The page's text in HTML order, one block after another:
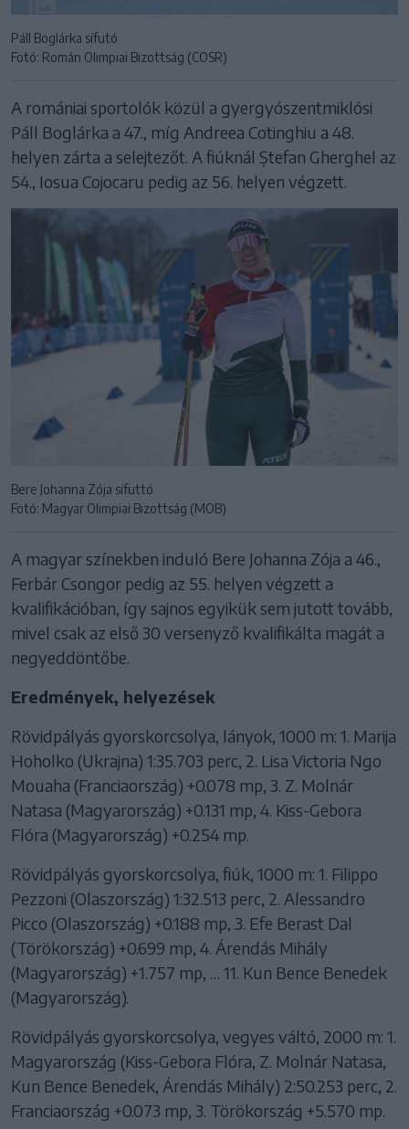
Páll Boglárka sífutó
Fotó: Román Olimpiai Bizottság (COSR)
A romániai sportolók közül a gyergyószentmiklósi
Páll Boglárka a 47., míg Andreea Cotinghiu a 48.
helyen zárta a selejtezőt. A fiúknál Ștefan Gherghel az
54., Iosua Cojocaru pedig az 56. helyen végzett.
Bere Johanna Zója sífuttó
Fotó: Magyar Olimpiai Bizottság (MOB)
A magyar színekben induló Bere Johanna Zója a 46.,
Ferbár Csongor pedig az 55. helyen végzett a
kvalifikációban, így sajnos egyikük sem jutott tovább,
mivel csak az első 30 versenyző kvalifikálta magát a
negyeddöntőbe.
Eredmények, helyezések
Rövidpályás gyorskorcsolya, lányok, 1000 m: 1. Marija
Hoholko (Ukrajna) 1:35.703 perc, 2. Lisa Victoria Ngo
Mouaha (Franciaország) +0.078 mp, 3. Z. Molnár
Natasa (Magyarország) +0.131 mp, 4. Kiss-Gebora
Flóra (Magyarország) +0.254 mp.
Rövidpályás gyorskorcsolya, fiúk, 1000 m: 1. Filippo
Pezzoni (Olaszország) 1:32.513 perc, 2. Alessandro
Picco (Olaszország) +0.188 mp, 3. Efe Berast Dal
(Törökország) +0.699 mp, 4. Árendás Mihály
(Magyarország) +1.757 mp, … 11. Kun Bence Benedek
(Magyarország).
Rövidpályás gyorskorcsolya, vegyes váltó, 2000 m: 1.
Magyarország (Kiss-Gebora Flóra, Z. Molnár Natasa,
Kun Bence Benedek, Árendás Mihály) 2:50.253 perc, 2.
Franciaország +0.073 mp, 3. Törökország +5.570 mp.